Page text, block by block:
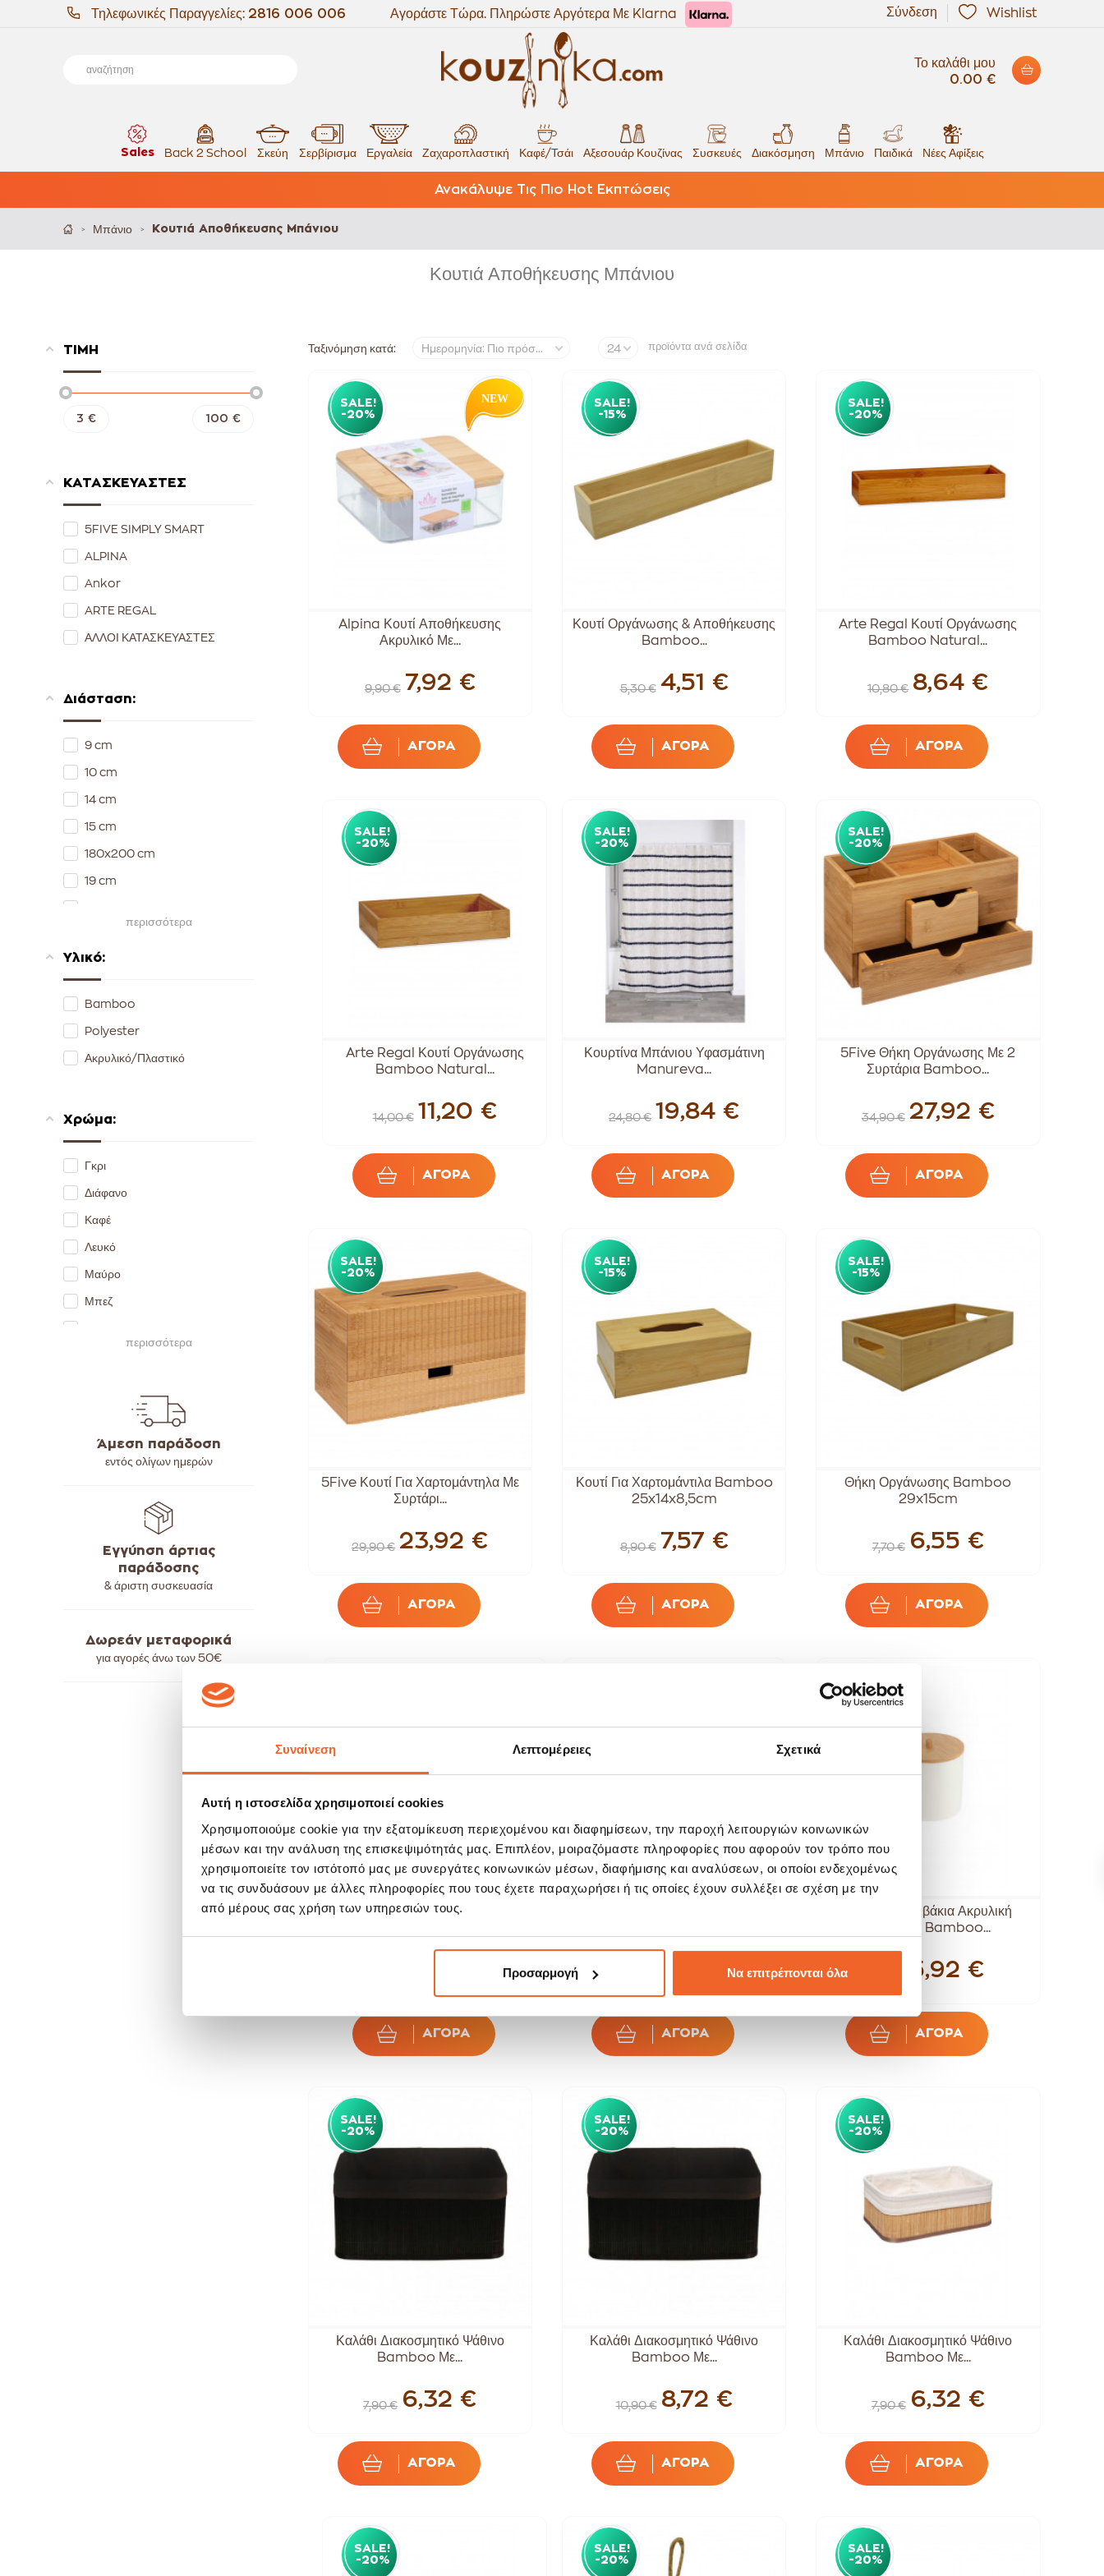
Συναίνεση Λεπτομέρειες Σχετικά
Αυτή η ιστοσελίδα χρησιμοποιεί cookies
Χρησιμοποιούμε cookie για την εξατομίκευση περιεχομένου και διαφημίσεων, την παροχή λειτουργιών κοινωνικών
μέσων και την ανάλυση της επισκεψιμότητάς μας. Επιπλέον, μοιραζόμαστε πληροφορίες που αφορούν τον τρόπο που
χρησιμοποιείτε τον ιστότοπό μας με συνεργάτες κοινωνικών μέσων, διαφήμισης και αναλύσεων, οι οποίοι ενδεχομένως
να τις συνδυάσουν με άλλες πληροφορίες που τους έχετε παραχωρήσει ή τις οποίες έχουν συλλέξει σε σχέση με την
από μέρους σας χρήση των υπηρεσιών τους.
Προσαρμογή Να επιτρέπονται όλα
Τηλεφωνικές Παραγγελίες: 2816 006 006 Αγοράστε Τώρα. Πληρώστε Αργότερα Με Klarna Wishlist
Σύνδεση
Το καλάθι μου
0.00 €
Sales Back 2 School Σκεύη Σερβίρισμα Εργαλεία Ζαχαροπλαστική Καφέ/Τσάι Αξεσουάρ Κουζίνας Συσκευές Διακόσμηση Μπάνιο Παιδικά Νέες Αφίξεις
Ανακάλυψε Τις Πιο Hot Εκπτώσεις
> Μπάνιο > Κουτιά Αποθήκευσης Μπάνιου
Κουτιά Αποθήκευσης Μπάνιου
ΤΙΜΗ
3 € 100 €
ΚΑΤΑΣΚΕΥΑΣΤΕΣ
5FIVE SIMPLY SMART
ALPINA
Ankor
ARTE REGAL
ΑΛΛΟΙ ΚΑΤΑΣΚΕΥΑΣΤΕΣ
Διάσταση:
9 cm
10 cm
14 cm
15 cm
180x200 cm
19 cm
25 cm
60 cm
περισσότερα
Υλικό:
Bamboo
Polyester
Ακρυλικό/Πλαστικό
Χρώμα:
Γκρι
Διάφανο
Καφέ
Λευκό
Μαύρο
Μπεζ
περισσότερα
Άμεση παράδοση
εντός ολίγων ημερών
Εγγύηση άρτιας
παράδοσης
& άριστη συσκευασία
Δωρεάν μεταφορικά
για αγορές άνω των 50€
Ταξινόμηση κατά: Ημερομηνία: Πιο πρόσφατα 24 προϊόντα ανά σελίδα
SALE!
-20%
Alpina Κουτί Αποθήκευσης
Ακρυλικό Με...
9,90 € 7,92 €
ΑΓΟΡΑ
SALE!
-15%
Κουτί Οργάνωσης & Αποθήκευσης
Bamboo...
5,30 € 4,51 €
ΑΓΟΡΑ
SALE!
-20%
Arte Regal Κουτί Οργάνωσης
Bamboo Natural...
10,80 € 8,64 €
ΑΓΟΡΑ
SALE!
-20%
Arte Regal Κουτί Οργάνωσης
Bamboo Natural...
14,00 € 11,20 €
ΑΓΟΡΑ
SALE!
-20%
Κουρτίνα Μπάνιου Υφασμάτινη
Manureva...
24,80 € 19,84 €
ΑΓΟΡΑ
SALE!
-20%
5Five Θήκη Οργάνωσης Με 2
Συρτάρια Bamboo...
34,90 € 27,92 €
ΑΓΟΡΑ
SALE!
-20%
5Five Κουτί Για Χαρτομάντηλα Με
Συρτάρι...
29,90 € 23,92 €
ΑΓΟΡΑ
SALE!
-15%
Κουτί Για Χαρτομάντιλα Bamboo
25x14x8,5cm
8,90 € 7,57 €
ΑΓΟΡΑ
SALE!
-15%
Θήκη Οργάνωσης Bamboo
29x15cm
7,70 € 6,55 €
ΑΓΟΡΑ
Θήκη Οργάνωσης Bamboo
ΑΓΟΡΑ
3,52 €
ΑΓΟΡΑ
SALE!
-20%
Θήκη Για Βαμβάκια Ακρυλική
Λευκή Με Bamboo...
5,92 €
ΑΓΟΡΑ
SALE!
-20%
Καλάθι Διακοσμητικό Ψάθινο
Bamboo Με...
7,90 € 6,32 €
ΑΓΟΡΑ
SALE!
-20%
Καλάθι Διακοσμητικό Ψάθινο
Bamboo Με...
10,90 € 8,72 €
ΑΓΟΡΑ
SALE!
-20%
Καλάθι Διακοσμητικό Ψάθινο
Bamboo Με...
7,90 € 6,32 €
ΑΓΟΡΑ
SALE!
-20%
SALE!
-20%
SALE!
-20%